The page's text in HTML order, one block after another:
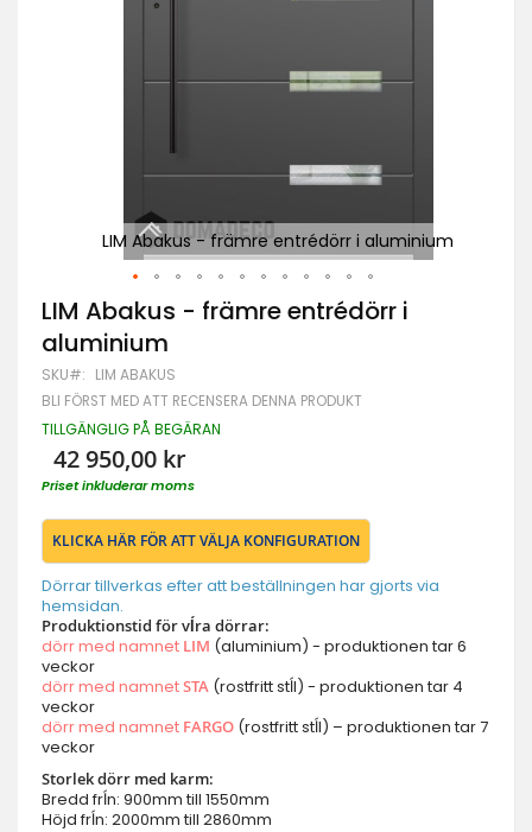
LIM Abakus - främre entrédörr i aluminium
Hoppa
till
början
av
bildgalleriet
LIM Abakus - främre entrédörr i
aluminium
SKU LIM ABAKUS
BLI FÖRST MED ATT RECENSERA DENNA PRODUKT
TILLGÄNGLIG PÅ BEGÄRAN
42 950,00 kr
Priset inkluderar moms
KLICKA HÄR FÖR ATT VÄLJA KONFIGURATION
Dörrar tillverkas efter att beställningen har gjorts via
hemsidan.
Produktionstid för vĺra dörrar:
dörr med namnet LIM (aluminium) - produktionen tar 6
veckor
dörr med namnetSTA (rostfritt stĺl) - produktionen tar 4
veckor
dörr med namnet FARGO (rostfritt stĺl) – produktionen tar 7
veckor
Storlek dörr med karm:
Bredd frĺn: 900mm till 1550mm
Höjd frĺn: 2000mm till 2860mm